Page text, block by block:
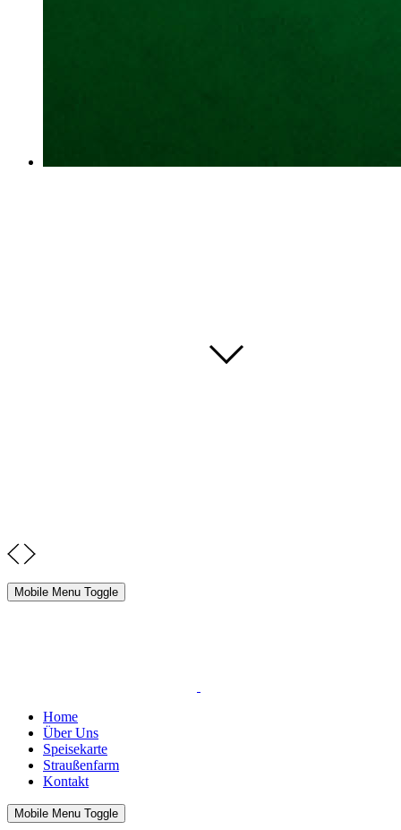
Mobile Menu Toggle
Home
Über Uns
Speisekarte
Straußenfarm
Kontakt
Mobile Menu Toggle